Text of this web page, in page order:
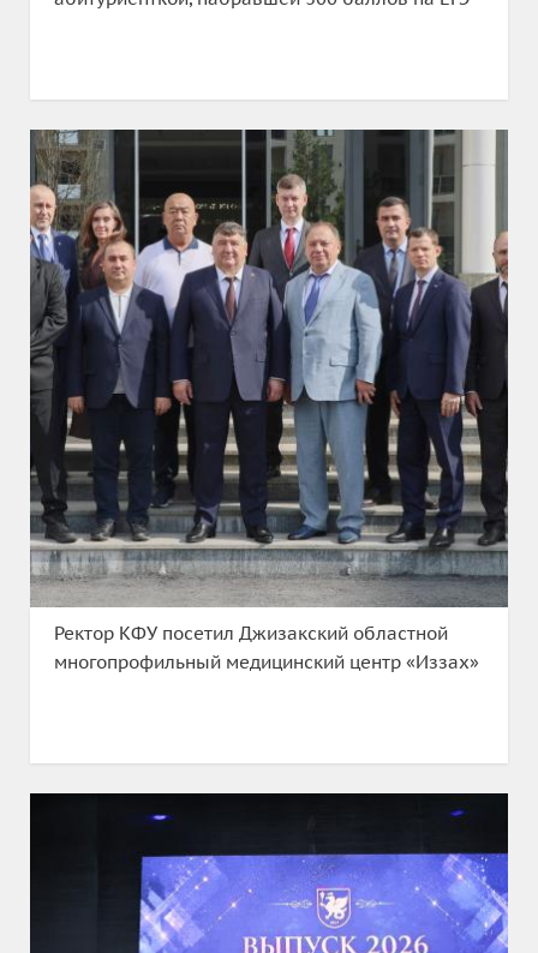
Ректор КФУ посетил Джизакский областной
многопрофильный медицинский центр «Иззах»